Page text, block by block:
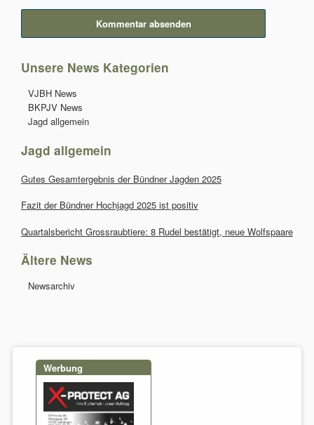
Kommentar absenden
Unsere News Kategorien
Navigation
überspringen
VJBH News
BKPJV News
Jagd allgemein
Jagd allgemein
Gutes Gesamtergebnis der Bündner Jagden 2025
Fazit der Bündner Hochjagd 2025 ist positiv
Quartalsbericht Grossraubtiere: 8 Rudel bestätigt, neue Wolfspaare
Ältere News
Navigation
Newsarchiv
Werbung